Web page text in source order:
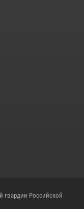
гвардии Российской